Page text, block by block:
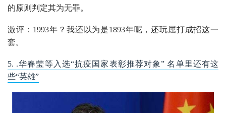
的原则判定其为无罪。
激评：1993年？我还以为是1893年呢，还玩屈打成招这一
套。
5. .华春莹等入选“抗疫国家表彰推荐对象” 名单里还有这
些“英雄”